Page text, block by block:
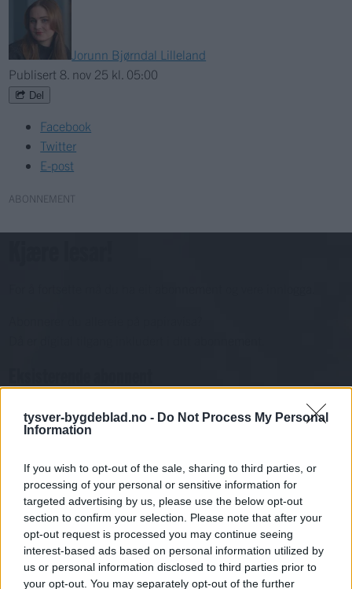
tysver-bygdeblad.no - Do Not Process My Personal
Information
If you wish to opt-out of the sale, sharing to third parties, or
processing of your personal or sensitive information for
targeted advertising by us, please use the below opt-out
section to confirm your selection. Please note that after your
opt-out request is processed you may continue seeing
interest-based ads based on personal information utilized by
us or personal information disclosed to third parties prior to
your opt-out. You may separately opt-out of the further
Jorunn Bjørndal Lilleland
Publisert8. nov 25 kl. 05:00
Del
Facebook
Twitter
E-post
ABONNEMENT
Passord
Har du gløymt passordet?
Har du ikkje abonnement?
Bli abonnent
Nyhende
Mest lest siste syv dager